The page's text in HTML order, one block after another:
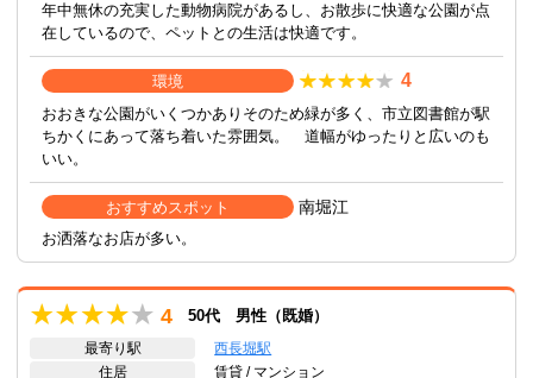
年中無休の充実した動物病院があるし、お散歩に快適な公園が点
在しているので、ペットとの生活は快適です。
環境 4
おおきな公園がいくつかありそのため緑が多く、市立図書館が駅
ちかくにあって落ち着いた雰囲気。 道幅がゆったりと広いのも
いい。
おすすめスポット 南堀江
お洒落なお店が多い。
4 50代 男性（既婚）
最寄り駅
西長堀駅
住居
賃貸 / マンション